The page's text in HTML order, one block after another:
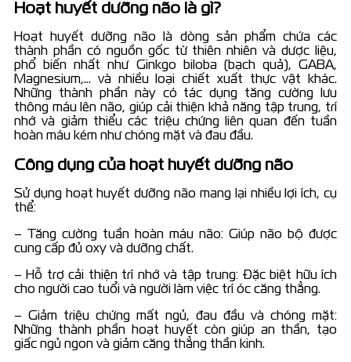
Hoạt huyết dưỡng não là gì?
Hoạt huyết dưỡng não là dòng sản phẩm chứa các
thành phần có nguồn gốc từ thiên nhiên và dược liệu,
phổ biến nhất như Ginkgo biloba (bạch quả), GABA,
Magnesium,… và nhiều loại chiết xuất thực vật khác.
Những thành phần này có tác dụng tăng cường lưu
thông máu lên não, giúp cải thiện khả năng tập trung, trí
nhớ và giảm thiểu các triệu chứng liên quan đến tuần
hoàn máu kém như chóng mặt và đau đầu.
Công dụng của hoạt huyết dưỡng não
Sử dụng hoạt huyết dưỡng não mang lại nhiều lợi ích, cụ
thể:
– Tăng cường tuần hoàn máu não: Giúp não bộ được
cung cấp đủ oxy và dưỡng chất.
– Hỗ trợ cải thiện trí nhớ và tập trung: Đặc biệt hữu ích
cho người cao tuổi và người làm việc trí óc căng thẳng.
– Giảm triệu chứng mất ngủ, đau đầu và chóng mặt:
Những thành phần hoạt huyết còn giúp an thần, tạo
giấc ngủ ngon và giảm căng thẳng thần kinh.